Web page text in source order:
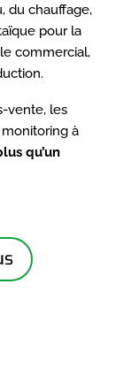
du chauffage,
pour la
commercial,
vente, les
à
qu’un